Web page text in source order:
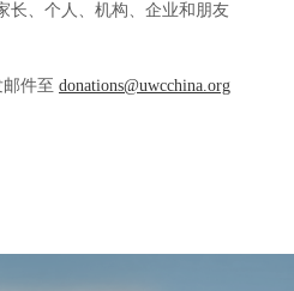
长、个人、机构、企业和朋友
件至 donations@uwcchina.org